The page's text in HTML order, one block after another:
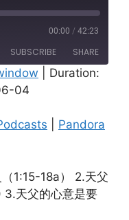
00:00 / 42:23
SUBSCRIBE SHARE
Podcasts
Duration:
04
Pandora
1:15-18a） 2.天父
3.天父的心意是要